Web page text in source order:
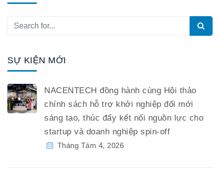
SỰ KIỆN MỚI
NACENTECH đồng hành cùng Hội thảo
chính sách hỗ trợ khởi nghiệp đổi mới
sáng tạo, thúc đẩy kết nối nguồn lực cho
startup và doanh nghiệp spin-off
Tháng Tám 4, 2026